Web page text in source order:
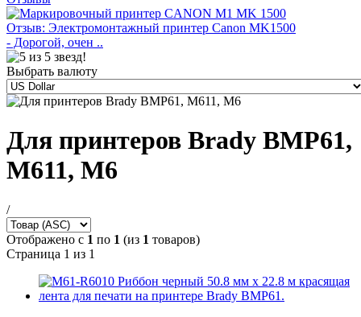
Отзыв: Электромонтажный принтер Canon MK1500
- Дорогой, очен ..
Выбрать валюту
Для принтеров Brady BMP61,
M611, M6
/
Отображено с 1 по 1 (из 1 товаров)
Страница 1 из 1